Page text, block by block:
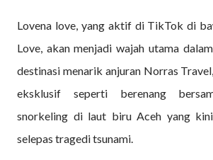
Lovena love, yang aktif di TikTok di
Love, akan menjadi wajah utama
destinasi menarik anjuran Norras
eksklusif seperti berenang
snorkeling di laut biru Aceh yang
selepas tragedi tsunami.